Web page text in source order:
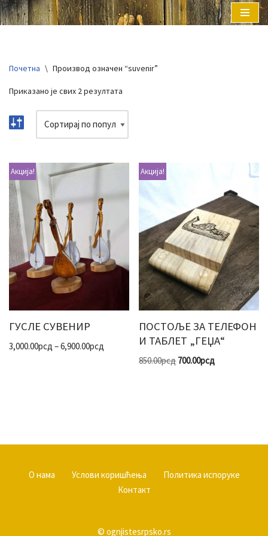
Почетна \ Производ oзначен “suvenir”
Приказано је свих 2 резултата
Акција!
ГУСЛЕ СУВЕНИР
3,000.00рсд –6,900.00рсд
Акција!
ПОСТОЉЕ ЗА ТЕЛЕФОН
И ТАБЛЕТ „ГЕЏА“
850.00рсд700.00рсд
О нама Услови коришћења
Политика испоруке
Контакт
© ognjistesrpsko.rs